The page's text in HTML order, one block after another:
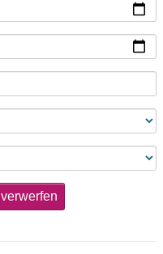
verwerfen